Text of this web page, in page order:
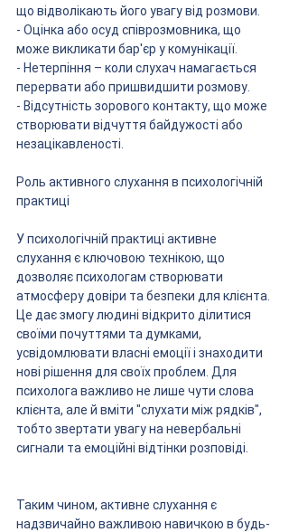
що відволікають його увагу від розмови.
- Оцінка або осуд співрозмовника, що
може викликати бар'єр у комунікації.
- Нетерпіння – коли слухач намагається
перервати або пришвидшити розмову.
- Відсутність зорового контакту, що може
створювати відчуття байдужості або
незацікавленості.
Роль активного слухання в психологічній
практиці
У психологічній практиці активне
слухання є ключовою технікою, що
дозволяє психологам створювати
атмосферу довіри та безпеки для клієнта.
Це дає змогу людині відкрито ділитися
своїми почуттями та думками,
усвідомлювати власні емоції і знаходити
нові рішення для своїх проблем. Для
психолога важливо не лише чути слова
клієнта, але й вміти "слухати між рядків",
тобто звертати увагу на невербальні
сигнали та емоційні відтінки розповіді.
Таким чином, активне слухання є
надзвичайно важливою навичкою в будь-